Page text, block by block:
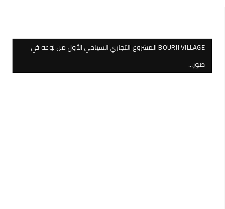
BOURJI VILLAGE المشروع التجاري السياحي الأول من نوعه في
صور…